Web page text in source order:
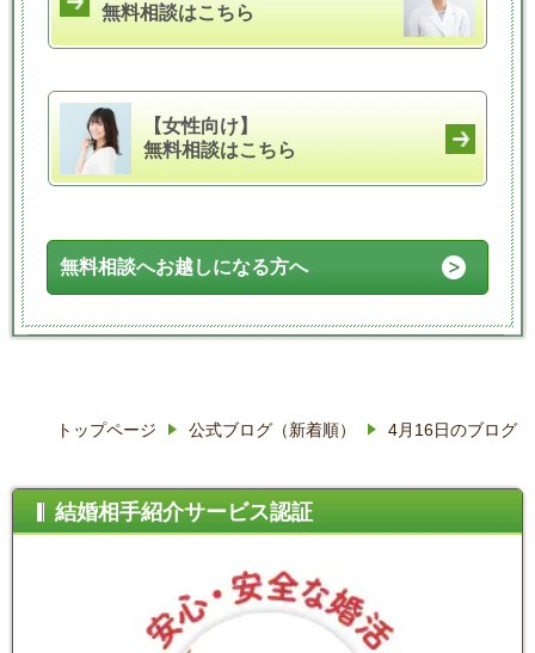
無料相談はこちら
【女性向け】
無料相談はこちら
無料相談へお越しになる方へ
トップページ 公式ブログ（新着順） 4月16日のブログ
結婚相手紹介サービス認証